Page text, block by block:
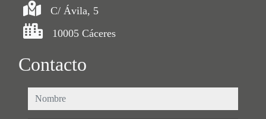
C/ Ávila, 5
10005 Cáceres
Contacto
nombre